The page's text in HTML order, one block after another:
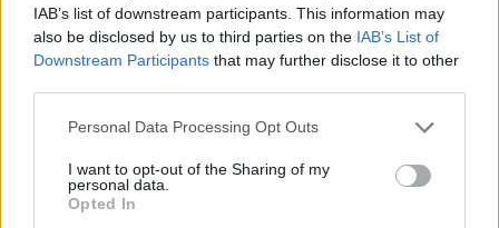
IAB’s list of downstream participants. This information may
also be disclosed by us to third parties on the IAB’s List of
Downstream Participants that may further disclose it to other
Please note that this website/app uses one or more Google
not limited to your visit or usage behaviour. You may click to
grant or deny consent to Google and its third-party tags to
use your data for below specified purposes in below Google
Personal Data Processing Opt Outs
I want to opt-out of the Sharing of my
personal data.
Opted In